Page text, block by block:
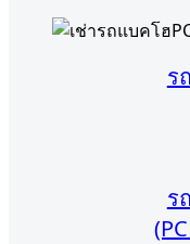
ร
ร